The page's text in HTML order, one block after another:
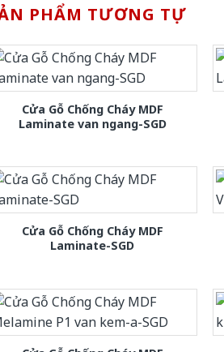
PHẨM TƯƠNG TỰ
Cửa Gỗ Chống Cháy MDF
Laminate van ngang-SGD
Cửa Gỗ Chống Cháy MDF
Laminate-SGD